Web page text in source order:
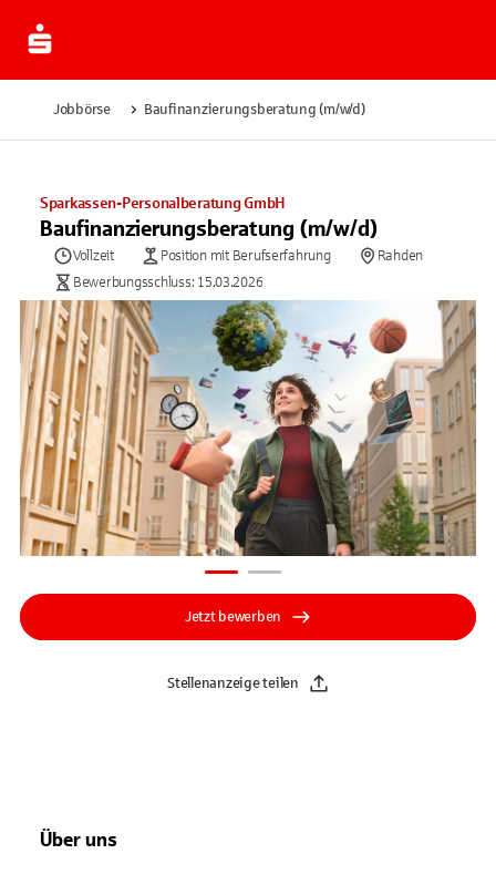
Jobbörse Baufinanzierungsberatung (m/w/d)
Sparkassen-Personalberatung GmbH
Baufinanzierungsberatung (m/w/d)
Vollzeit Position mit Berufserfahrung
Rahden
Bewerbungsschluss: 15.03.2026
Jetzt bewerben
Stellenanzeige teilen
Über uns